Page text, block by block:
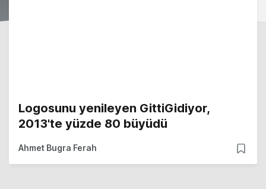
Logosunu yenileyen GittiGidiyor,
2013'te yüzde 80 büyüdü
Ahmet Bugra Ferah